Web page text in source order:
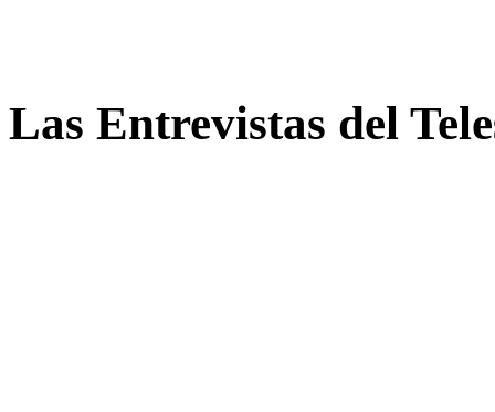
Las Entrevistas del